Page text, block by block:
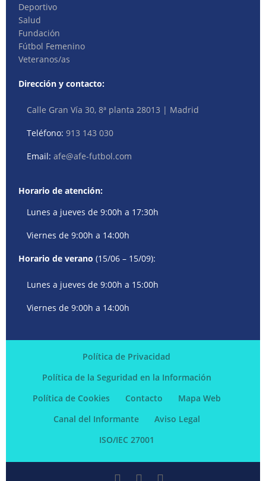
Deportivo
Salud
Fundación
Fútbol Femenino
Veteranos/as
Dirección y contacto:
Calle Gran Vía 30, 8ª planta 28013 | Madrid
Teléfono:913 143 030
Email:afe@afe-futbol.com
Horario de atención:
Lunes a jueves de 9:00h a 17:30h
Viernes de 9:00h a 14:00h
Horario de verano (15/06 – 15/09):
Lunes a jueves de 9:00h a 15:00h
Viernes de 9:00h a 14:00h
Política de Privacidad
Política de la Seguridad en la Información
Política de Cookies
Contacto
Mapa Web
Canal del Informante
Aviso Legal
ISO/IEC 27001